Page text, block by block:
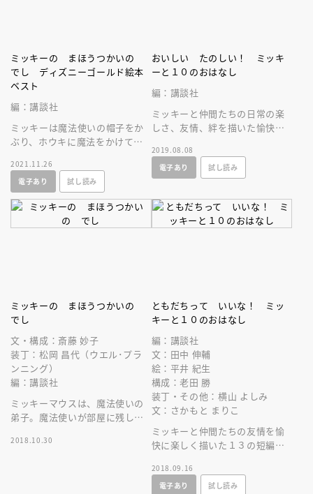
ミッキーの まほうつかいの
でし ディズニーゴールド絵本
ベスト
編：講談社
ミッキーは魔法使いの帽子をか
ぶり、ホウキに魔法をかけて水
画『ファンタジア』の幼児向け
絵本
2021.11.26
電子あり
試し読み
おいしい たのしい！ ミッキ
ーと１０のおはなし
編：講談社
ミッキーと仲間たちの日常の楽
しさ、友情、絆を描いた愉快な
絵本短編集です。家族みんなで
楽しめます。
2019.08.08
電子あり
試し読み
ミッキーの まほうつかいの
でし
文・構成：斎藤 妙子
装丁：松岡 昌代（ウエル･プラ
ンニング）
編：講談社
ミッキーマウスは、魔法使いの
弟子。魔法使いが部屋に残した
水汲みをさせたところ大変なこ
2018.10.30
ともだちって いいな！ ミッ
キーと１０のおはなし
編：講談社
文：田中 伸輔
絵：平井 紀生
構成：老田 勝
装丁・その他：横山 よしみ
文：さかもと まりこ
ミッキーと仲間たちの友情を愉
快に楽しく描いた１３の短編を
エティに富んだ絵本作品集で
す。
2018.09.16
電子あり
試し読み